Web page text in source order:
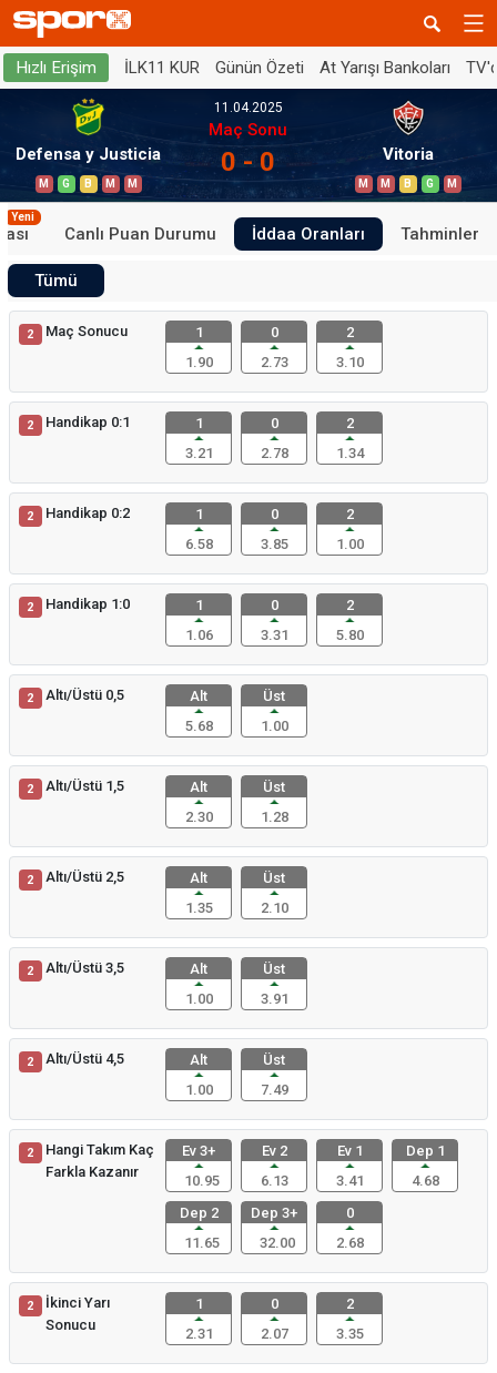
Hızlı Erişim İLK11 KUR Günün Özeti At Yarışı Bankoları
Defensa y Justicia
M G B M M
11.04.2025
Maç Sonu
0 - 0 Vitoria
M M B G M
Yeni
Canlı Puan Durumu İddaa Oranları Tahminler
Tümü
2 Maç Sonucu
1
1.90
0
2.73
2
3.10
2 Handikap 0:1
1
3.21
0
2.78
2
1.34
2 Handikap 0:2
1
6.58
0
3.85
2
1.00
2 Handikap 1:0
1
1.06
0
3.31
2
5.80
2 Altı/Üstü 0,5
Alt
5.68
Üst
1.00
2 Altı/Üstü 1,5
Alt
2.30
Üst
1.28
2 Altı/Üstü 2,5
Alt
1.35
Üst
2.10
2 Altı/Üstü 3,5
Alt
1.00
Üst
3.91
2 Altı/Üstü 4,5
Alt
1.00
Üst
7.49
2
Hangi Takım Kaç
Farkla Kazanır
Ev 3+
10.95
Ev 2
6.13
Ev 1
3.41
Dep 1
4.68
Dep 2
11.65
Dep 3+
32.00
0
2.68
2
İkinci Yarı
Sonucu
1
2.31
0
2.07
2
3.35